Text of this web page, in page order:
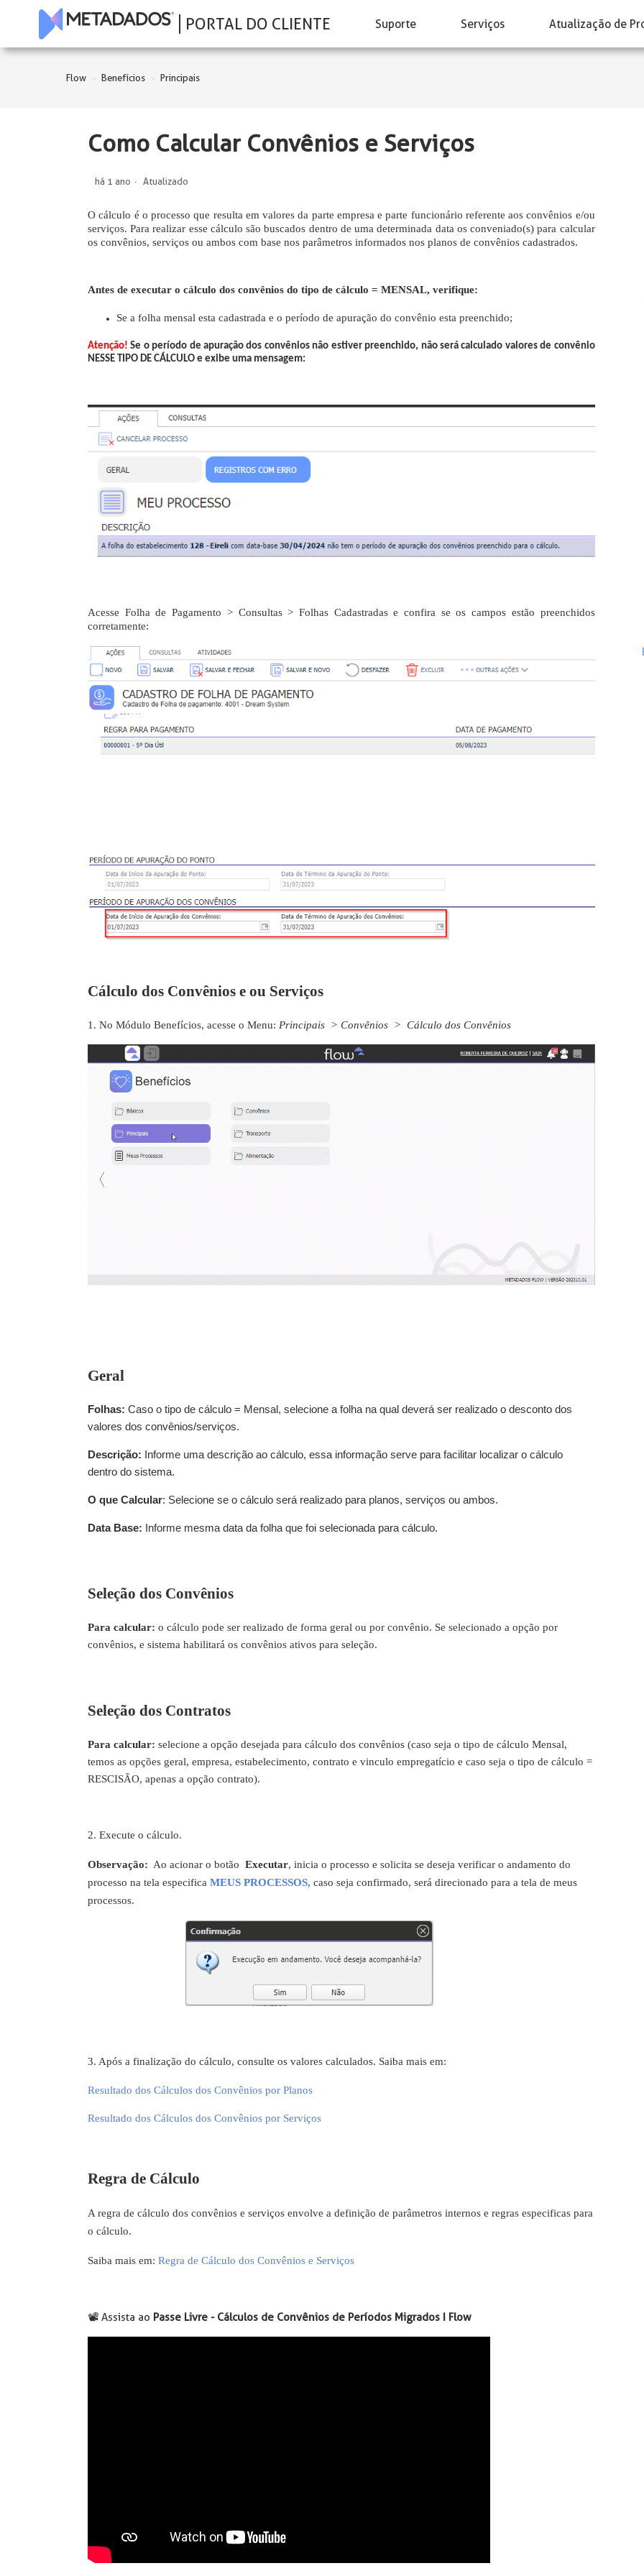
PORTAL DO CLIENTE Suporte Serviços Atualização de
Flow Benefícios Principais
Como Calcular Convênios e Serviços
há 1 ano Atualizado
O cálculo é o processo que resulta em valores da parte empresa e parte funcionário referente aos convênios e/ou
serviços. Para realizar esse cálculo são buscados dentro de uma determinada data os conveniado(s) para calcular
os convênios, serviços ou ambos com base nos parâmetros informados nos planos de convênios cadastrados.
Antes de executar o cálculo dos convênios do tipo de cálculo = MENSAL, verifique:
Se a folha mensal esta cadastrada e o período de apuração do convênio esta preenchido;
Atenção! Se o período de apuração dos convênios não estiver preenchido, não será calculado valores de convênio
NESSE TIPO DE CÁLCULO e exibe uma mensagem:
Acesse Folha de Pagamento > Consultas > Folhas Cadastradas e confira se os campos estão preenchidos
corretamente:
Cálculo dos Convênios e ou Serviços
1. No Módulo Benefícios, acesse o Menu: Principais > Convênios > Cálculo dos Convênios
Geral
Folhas: Caso o tipo de cálculo = Mensal, selecione a folha na qual deverá ser realizado o desconto dos
valores dos convênios/serviços.
Descrição: Informe uma descrição ao cálculo, essa informação serve para facilitar localizar o cálculo
dentro do sistema.
O que Calcular: Selecione se o cálculo será realizado para planos, serviços ou ambos.
Data Base: Informe mesma data da folha que foi selecionada para cálculo.
Seleção dos Convênios
Para calcular: o cálculo pode ser realizado de forma geral ou por convênio. Se selecionado a opção por
convênios, e sistema habilitará os convênios ativos para seleção.
Seleção dos Contratos
Para calcular: selecione a opção desejada para cálculo dos convênios (caso seja o tipo de cálculo Mensal,
temos as opções geral, empresa, estabelecimento, contrato e vinculo empregatício e caso seja o tipo de cálculo =
RESCISÃO, apenas a opção contrato).
2. Execute o cálculo.
Observação: Ao acionar o botão Executar, inicia o processo e solicita se deseja verificar o andamento do
processo na tela especifica MEUS PROCESSOS, caso seja confirmado, será direcionado para a tela de meus
processos.
3. Após a finalização do cálculo, consulte os valores calculados. Saiba mais em:
Resultado dos Cálculos dos Convênios por Planos
Resultado dos Cálculos dos Convênios por Serviços
Regra de Cálculo
A regra de cálculo dos convênios e serviços envolve a definição de parâmetros internos e regras especificas para
o cálculo.
Saiba mais em: Regra de Cálculo dos Convênios e Serviços
📽️ Assista ao Passe Livre - Cálculos de Convênios de Períodos Migrados I Flow